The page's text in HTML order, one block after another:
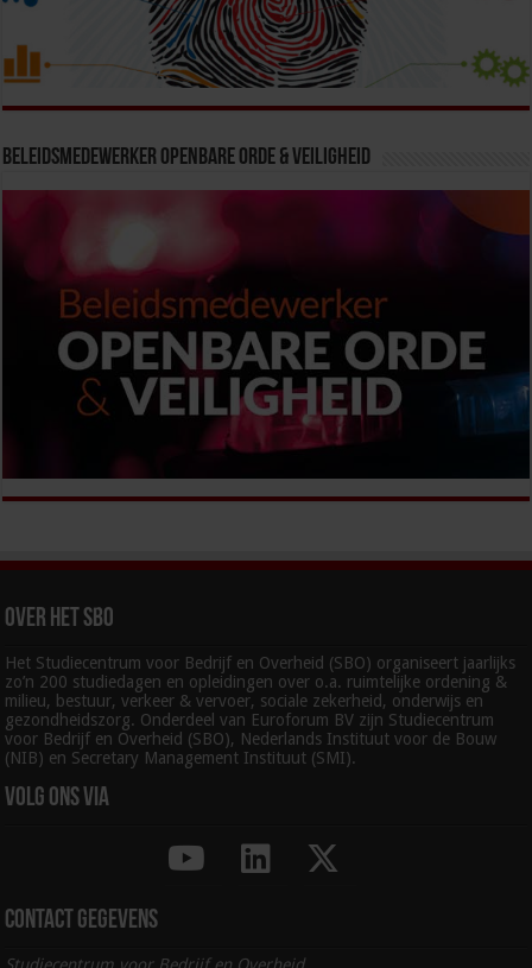
Beleidsmedewerker Openbare Orde & Veiligheid
Over het SBO
Het Studiecentrum voor Bedrijf en Overheid (SBO) organiseert jaarlijks
zo’n 200 studiedagen en opleidingen over o.a. ruimtelijke ordening &
milieu, bestuur, verkeer & vervoer, sociale zekerheid, onderwijs en
gezondheidszorg. Onderdeel van Euroforum BV zijn Studiecentrum
voor Bedrijf en Overheid (SBO), Nederlands Instituut voor de Bouw
(NIB) en Secretary Management Instituut (SMI).
Volg ons via
Contact gegevens